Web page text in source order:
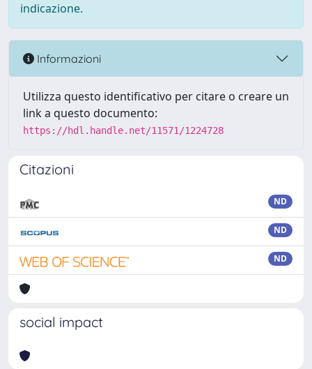
indicazione.
Informazioni
Utilizza questo identificativo per citare o creare un
link a questo documento:
https://hdl.handle.net/11571/1224728
Citazioni
ND
ND
ND
social impact